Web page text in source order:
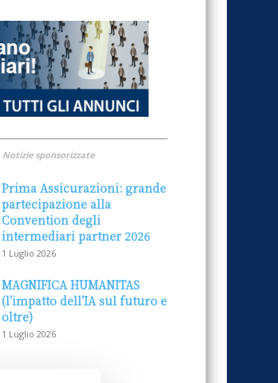
Notizie sponsorizzate
Prima Assicurazioni: grande
partecipazione alla
Convention degli
intermediari partner 2026
1 Luglio 2026
MAGNIFICA HUMANITAS
(l’impatto dell’IA sul futuro e
oltre)
1 Luglio 2026